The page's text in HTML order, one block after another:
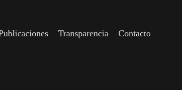
Transparencia Contacto